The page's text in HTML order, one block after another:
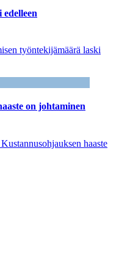
työntekijämäärä laski
on johtaminen
haaste